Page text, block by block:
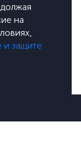
на
и защите